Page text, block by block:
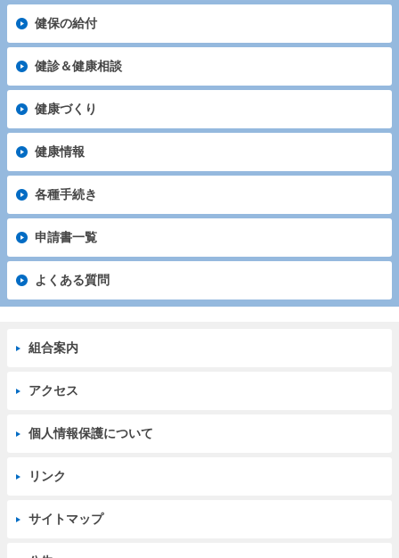
健保の給付
健診＆健康相談
健康づくり
健康情報
各種手続き
申請書一覧
よくある質問
組合案内
アクセス
個人情報保護について
リンク
サイトマップ